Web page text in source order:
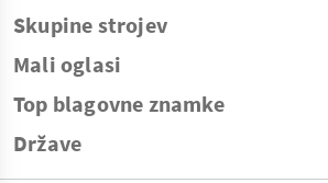
Skupine strojev
Mali oglasi
Top blagovne znamke
Države